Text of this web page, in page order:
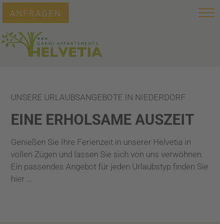
ANFRAGEN
UNSERE URLAUBSANGEBOTE IN NIEDERDORF
EINE ERHOLSAME AUSZEIT
Genießen Sie Ihre Ferienzeit in unserer Helvetia in
vollen Zügen und lassen Sie sich von uns verwöhnen.
Ein passendes Angebot für jeden Urlaubstyp finden Sie
hier …